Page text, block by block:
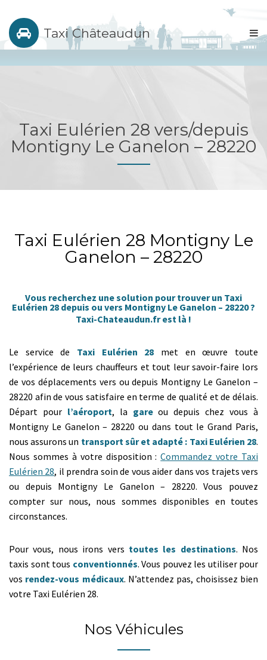
Taxi Châteaudun
Taxi Eulérien 28 vers/depuis
Montigny Le Ganelon – 28220
Taxi Eulérien 28 Montigny Le
Ganelon – 28220
Vous recherchez une solution pour trouver un Taxi
Eulérien 28 depuis ou vers Montigny Le Ganelon – 28220 ?
Taxi-Chateaudun.fr est là !
Le service de Taxi Eulérien 28 met en œuvre toute
l’expérience de leurs chauffeurs et tout leur savoir-faire lors
de vos déplacements vers ou depuis Montigny Le Ganelon –
28220 afin de vous satisfaire en terme de qualité et de délais.
Départ pour l’aéroport, la gareou depuis chez vous à
Montigny Le Ganelon – 28220 ou dans tout le Grand Paris,
nous assurons un transport sûr et adapté : Taxi Eulérien 28.
Nous sommes à votre disposition :Commandez votre Taxi
Eulérien 28, il prendra soin de vous aider dans vos trajets vers
ou depuis Montigny Le Ganelon – 28220. Vous pouvez
compter sur nous, nous sommes disponibles en toutes
circonstances.
Pour vous, nous irons vers toutes les destinations. Nos
taxis sont tous conventionnés. Vous pouvez les utiliser pour
vos rendez-vous médicaux. N’attendez pas, choisissez bien
votre Taxi Eulérien 28.
Nos Véhicules